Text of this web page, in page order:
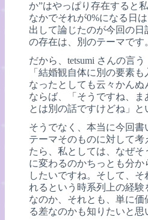
か”はやっぱり存在すると
なかでそれが0%になる日
出して論じたのが今回の
の存在は、別のテーマです
だから、tetsumi さんの言
「結婚観自体に別の要素
なったとしても云々かん
ならば、「そうですね、ま
とは別の話ですけどね」と
そうでなく、本当に今回
テーマそのものに対して
たら、私としては、なぜそ
に変わるのかちっとも分か
したいですね。そして、
れるという時系列上の経験
なのか、それとも、単に価
る差なのかも知りたいと思